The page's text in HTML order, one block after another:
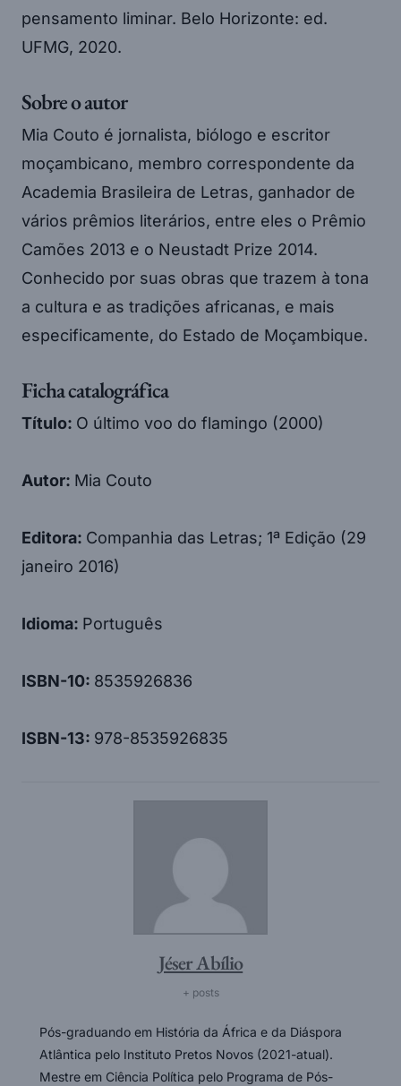
pensamento liminar. Belo Horizonte: ed.
UFMG, 2020.
Sobre o autor
Mia Couto é jornalista, biólogo e escritor
moçambicano, membro correspondente da
Academia Brasileira de Letras, ganhador de
vários prêmios literários, entre eles o Prêmio
Camões 2013 e o Neustadt Prize 2014.
Conhecido por suas obras que trazem à tona
a cultura e as tradições africanas, e mais
especificamente, do Estado de Moçambique.
Ficha catalográfica
Título: O último voo do flamingo (2000)
Autor: Mia Couto
Editora: Companhia das Letras; 1ª Edição (29
janeiro 2016)
Idioma: Português
ISBN-10: 8535926836
ISBN-13: 978-8535926835
Jéser Abílio
+ posts
Pós-graduando em História da África e da Diáspora
Atlântica pelo Instituto Pretos Novos (2021-atual).
Mestre em Ciência Política pelo Programa de Pós-